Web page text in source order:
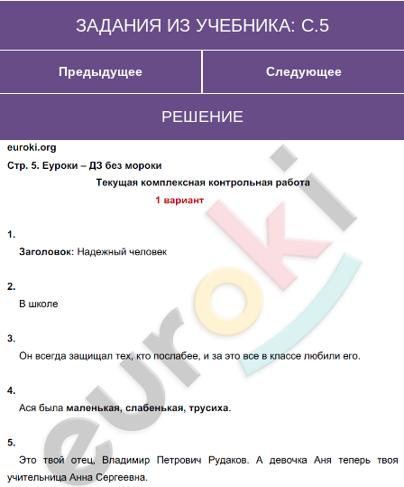
ЗАДАНИЯ ИЗ УЧЕБНИКА: С.5
Предыдущее Следующее
РЕШЕНИЕ